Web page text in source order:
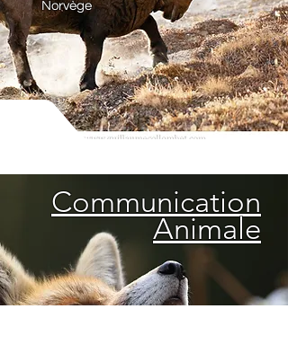
Norvège
Communication
Animale